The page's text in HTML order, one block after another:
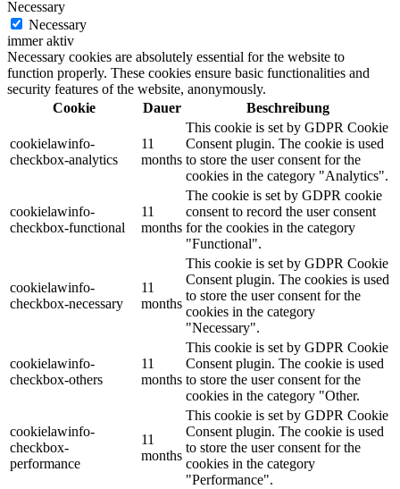
Necessary
Necessary
immer aktiv
Necessary cookies are absolutely essential for the website to
function properly. These cookies ensure basic functionalities and
security features of the website, anonymously.
Cookie
Dauer Beschreibung
cookielawinfo-
checkbox-analytics
11
months
This cookie is set by GDPR Cookie
Consent plugin. The cookie is used
to store the user consent for the
cookies in the category "Analytics".
cookielawinfo-
checkbox-functional
11
months
The cookie is set by GDPR cookie
consent to record the user consent
for the cookies in the category
"Functional".
cookielawinfo-
checkbox-necessary
11
months
This cookie is set by GDPR Cookie
Consent plugin. The cookies is used
to store the user consent for the
cookies in the category
"Necessary".
cookielawinfo-
checkbox-others
11
months
This cookie is set by GDPR Cookie
Consent plugin. The cookie is used
to store the user consent for the
cookies in the category "Other.
cookielawinfo-
checkbox-
performance
11
months
This cookie is set by GDPR Cookie
Consent plugin. The cookie is used
to store the user consent for the
cookies in the category
"Performance".